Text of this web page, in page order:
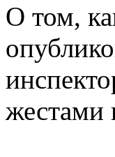
О том,
жестами